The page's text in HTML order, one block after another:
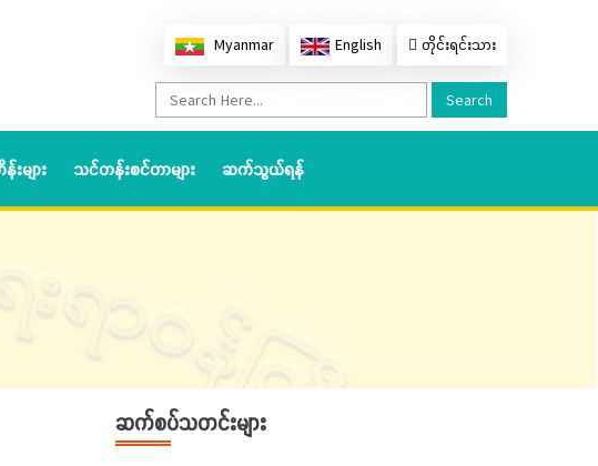
Myanmar English တိုင်းရင်းသား
Search
းများ သင်တန်းစင်တာများ ဆက်သွယ်ရန်
ဆက်စပ်သတင်းများ